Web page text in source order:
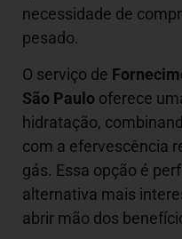
necessidade de
pesado.
O serviço de
São Paulo oferece
hidratação,
com a efervescência
gás. Essa opção é
alternativa mais
abrir mão dos